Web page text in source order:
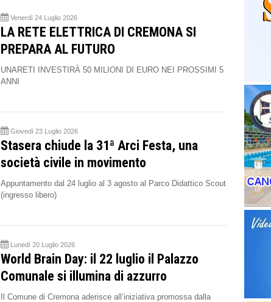
Venerdì 24 Luglio 2026
LA RETE ELETTRICA DI CREMONA SI
PREPARA AL FUTURO
UNARETI INVESTIRÀ 50 MILIONI DI EURO NEI PROSSIMI 5
ANNI
Giovedì 23 Luglio 2026
Stasera chiude la 31ª Arci Festa, una
società civile in movimento
Appuntamento dal 24 luglio al 3 agosto al Parco Didattico Scout
(ingresso libero)
Lunedì 20 Luglio 2026
World Brain Day: il 22 luglio il Palazzo
Comunale si illumina di azzurro
Il Comune di Cremona aderisce all’iniziativa promossa dalla